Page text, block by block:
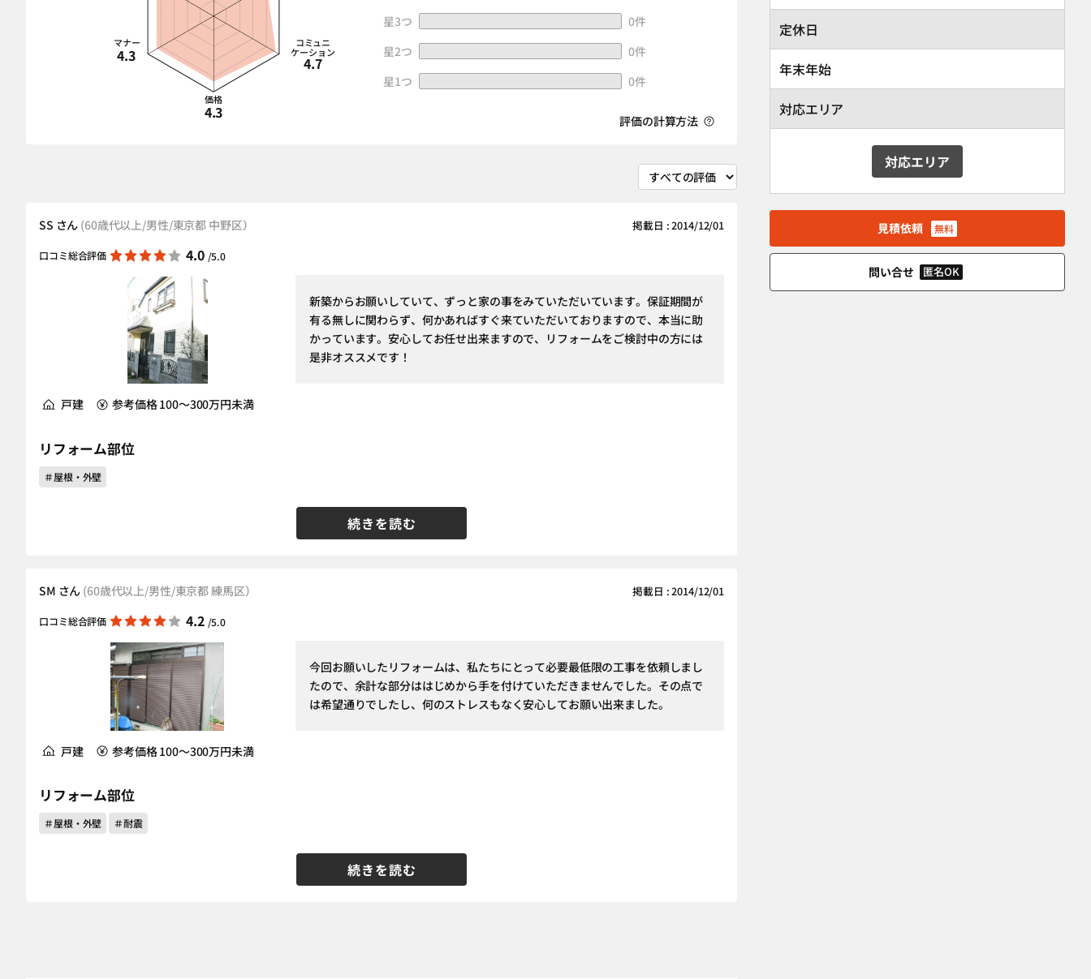
コミュニ
ケーション
4.7
価格
4.3
マナー
4.3
星3つ
0件
星2つ
0件
星1つ
0件
評価の計算方法
SS さん (60歳代以上/男性/東京都 中野区） 掲載日 : 2014/12/01
口コミ総合評価 4.0 /5.0
新築からお願いしていて、ずっと家の事をみていただいています。保証期間が
有る無しに関わらず、何かあればすぐ来ていただいておりますので、本当に助
かっています。安心してお任せ出来ますので、リフォームをご検討中の方には
是非オススメです！
続きを読む
戸建 参考価格 100～300万円未満
リフォーム部位
＃屋根・外壁
SM さん (60歳代以上/男性/東京都 練馬区） 掲載日 : 2014/12/01
口コミ総合評価 4.2 /5.0
今回お願いしたリフォームは、私たちにとって必要最低限の工事を依頼しまし
たので、余計な部分ははじめから手を付けていただきませんでした。その点で
は希望通りでしたし、何のストレスもなく安心してお願い出来ました。
続きを読む
戸建 参考価格 100～300万円未満
リフォーム部位
＃屋根・外壁 ＃耐震
定休日
年末年始
対応エリア
対応エリア
見積依頼 無料
問い合せ 匿名OK